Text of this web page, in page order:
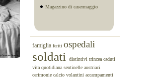
Magazzino di casermaggio
famiglia feriti ospedali
soldati distintivi trincea caduti
vita quotidiana sentinelle austriaci
cerimonie calcio volantini accampamenti